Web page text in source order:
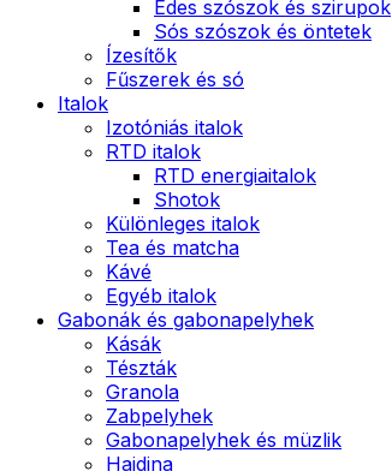
Édes szószok és szirupok
Sós szószok és öntetek
Ízesítők
Fűszerek és só
Italok
Izotóniás italok
RTD italok
RTD energiaitalok
Shotok
Különleges italok
Tea és matcha
Kávé
Egyéb italok
Gabonák és gabonapelyhek
Kásák
Tészták
Granola
Zabpelyhek
Gabonapelyhek és müzlik
Hajdina